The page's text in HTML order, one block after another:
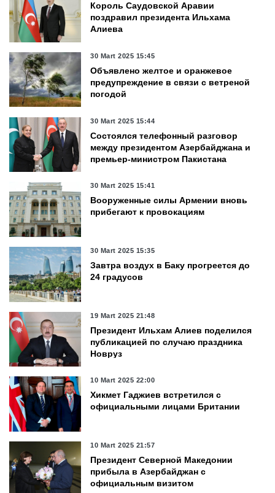
Король Саудовской Аравии
поздравил президента Ильхама
Алиева
30 Mart 2025 15:45
Объявлено желтое и оранжевое
предупреждение в связи с ветреной
погодой
30 Mart 2025 15:44
Состоялся телефонный разговор
между президентом Азербайджана и
премьер-министром Пакистана
30 Mart 2025 15:41
Вооруженные силы Армении вновь
прибегают к провокациям
30 Mart 2025 15:35
Завтра воздух в Баку прогреется до
24 градусов
19 Mart 2025 21:48
Президент Ильхам Алиев поделился
публикацией по случаю праздника
Новруз
10 Mart 2025 22:00
Хикмет Гаджиев встретился с
официальными лицами Британии
10 Mart 2025 21:57
Президент Северной Македонии
прибыла в Азербайджан с
официальным визитом